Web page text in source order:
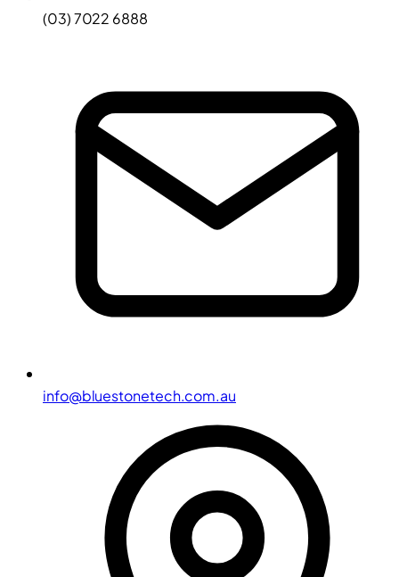
(03) 7022 6888
info@bluestonetech.com.au